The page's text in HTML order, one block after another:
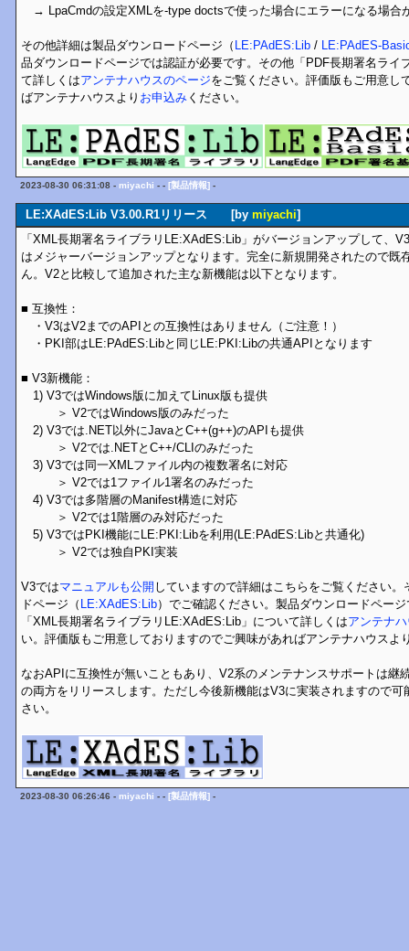
→ LpaCmdの設定XMLを-type doctsで使った場合にエラーになる場合
その他詳細は製品ダウンロードページ（ LE:PAdES:Lib / LE:PAdES-
品ダウンロードページでは認証が必要です。その他「PDF長期署名ライ
て詳しくはアンテナハウスのページをご覧ください。評価版もご用意し
ばアンテナハウスより お申込み ください。
2023-08-30 06:31:08 - miyachi - - [製品情報] -
LE:XAdES:Lib V3.00.R1リリース [by miyachi]
「XML長期署名ライブラリLE:XAdES:Lib」がバージョンアップして、
はメジャーバージョンアップとなります。完全に新規開発されたので既
ん。V2と比較して追加された主な新機能は以下となります。
■ 互換性：
・V3はV2までのAPIとの互換性はありません（ご注意！）
・PKI部はLE:PAdES:Libと同じLE:PKI:Libの共通APIとなります
■ V3新機能：
1) V3ではWindows版に加えてLinux版も提供
＞ V2ではWindows版のみだった
2) V3では.NET以外にJavaとC++(g++)のAPIも提供
＞ V2では.NETとC++/CLIのみだった
3) V3では同一XMLファイル内の複数署名に対応
＞ V2では1ファイル1署名のみだった
4) V3では多階層のManifest構造に対応
＞ V2では1階層のみ対応だった
5) V3ではPKI機能にLE:PKI:Libを利用(LE:PAdES:Libと共通化)
＞ V2では独自PKI実装
V3ではマニュアルも公開 していますので詳細はこちらをご覧ください
ドページ（ LE:XAdES:Lib）でご確認ください。製品ダウンロードペー
「XML長期署名ライブラリLE:XAdES:Lib」について詳しくはアンテナ
い。評価版もご用意しておりますのでご興味があればアンテナハウスよ
なおAPIに互換性が無いこともあり、V2系のメンテナンスサポートは継
の両方をリリースします。ただし今後新機能はV3に実装されますので
さい。
2023-08-30 06:26:46 - miyachi - - [製品情報] -